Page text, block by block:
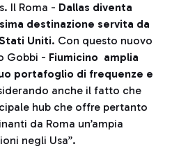
Il Roma - Dallas diventa
destinazione servita da
Uniti. Con questo nuovo
Gobbi - Fiumicino amplia
portafoglio di frequenze e
anche il fatto che
hub che offre pertanto
da Roma un’ampia
negli Usa”.